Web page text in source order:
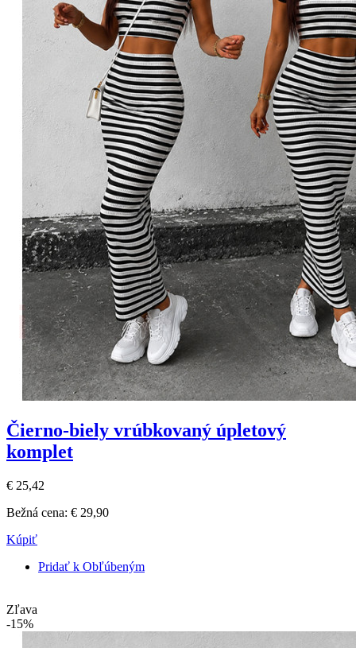
Čierno-biely vrúbkovaný úpletový
komplet
€ 25,42
Bežná cena: € 29,90
Kúpiť
Pridať k Obľúbeným
Zľava
-15%